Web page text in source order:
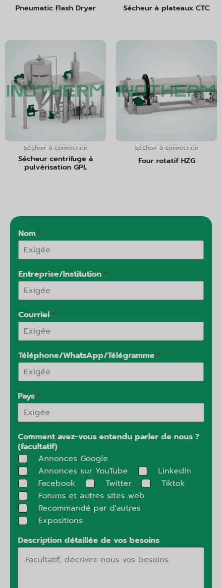
Pneumatic Flash Dryer Sécheur à plateaux CTC
Séchoir à convection
Sécheur centrifuge à
pulvérisation GPL
Séchoir à convection
Four rotatif HZG
Nom *
Entreprise/Institution *
Courriel *
Téléphone/WhatsApp/Télégramme *
Pays *
Comment avez-vous entendu parler de nous ?
(facultatif)
Annonces Google
Annonces sur YouTube
Linkedln
Facebook
Twitter
Tiktok
Forums et autres sites web
Recommandé par d'autres
Expositions
Description détaillée de vos besoins